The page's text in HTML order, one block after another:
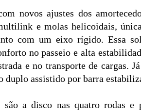
novos ajustes dos
e molas helicoidais,
com um eixo rígido. Essa
no passeio e alta
e no transporte de cargas.
duplo assistido por barra
são a disco nas quatro rodas e